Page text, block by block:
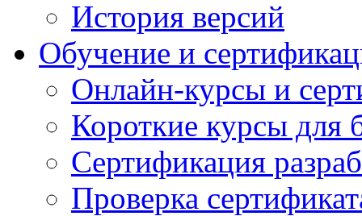
История версий
Обучение и
Онлайн-курсы и
Короткие курсы для
Сертификация
Проверка